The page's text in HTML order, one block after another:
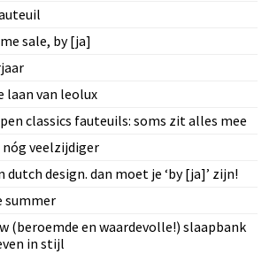
sale, by [ja]
laan van leolux
classics fauteuils: soms zit alles mee
nóg veelzijdiger
dutch design. dan moet je ‘by [ja]’ zijn!
summer
(beroemde en waardevolle!) slaapbank
in stijl